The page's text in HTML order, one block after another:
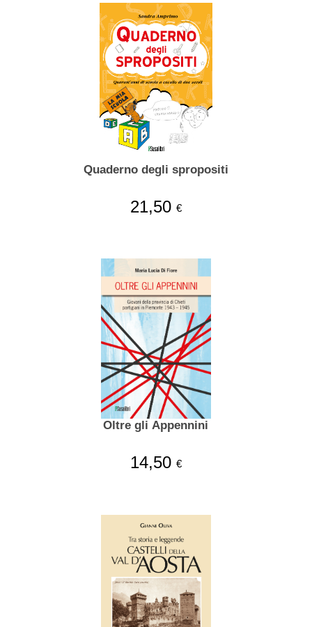
Quaderno degli spropositi
21,50 €
Oltre gli Appennini
14,50 €